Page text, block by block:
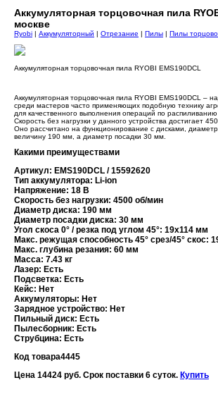
Аккумуляторная торцовочная пила
москве
Ryobi | Аккумуляторный | Отрезание | Пилы | Пилы
Аккумуляторная торцовочная пила RYOBI EMS190DCL
Аккумуляторная торцовочная пила RYOBI EMS190DCL –
среди мастеров часто применяющих подобную технику
для качественного выполнения операций по распиливанию
Скорость без нагрузки у данного устройства достигает
Оно рассчитано на функционирование с дисками,
величину 190 мм, а диаметр посадки 30 мм.
Какими преимуществами
Артикул: EMS190DCL / 15592620
Тип аккумулятора: Li-ion
Напряжение: 18 В
Скорость без нагрузки: 4500 об/мин
Диаметр диска: 190 мм
Диаметр посадки диска: 30 мм
Угол скоса 0° / резка под углом 45°: 19х114 мм
Макс. режущая способность 45° cpeз/45° cкос:
Макс. глубина резания: 60 мм
Масса: 7.43 кг
Лазер: Есть
Подсветка: Есть
Кейс: Нет
Аккумуляторы: Нет
Зарядное устройство: Нет
Пильный диск: Есть
Пылесборник: Есть
Струбцина: Есть
Код товара4445
Цена 14424 руб. Срок поставки 6 суток. Купить